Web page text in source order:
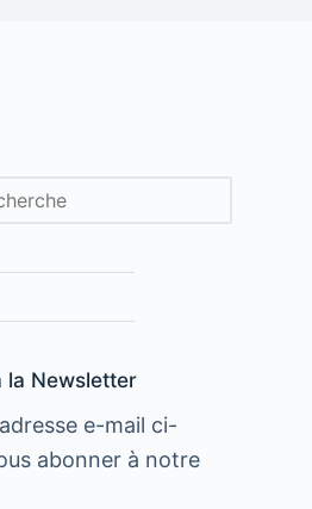
la Newsletter
e-mail ci-
abonner à notre